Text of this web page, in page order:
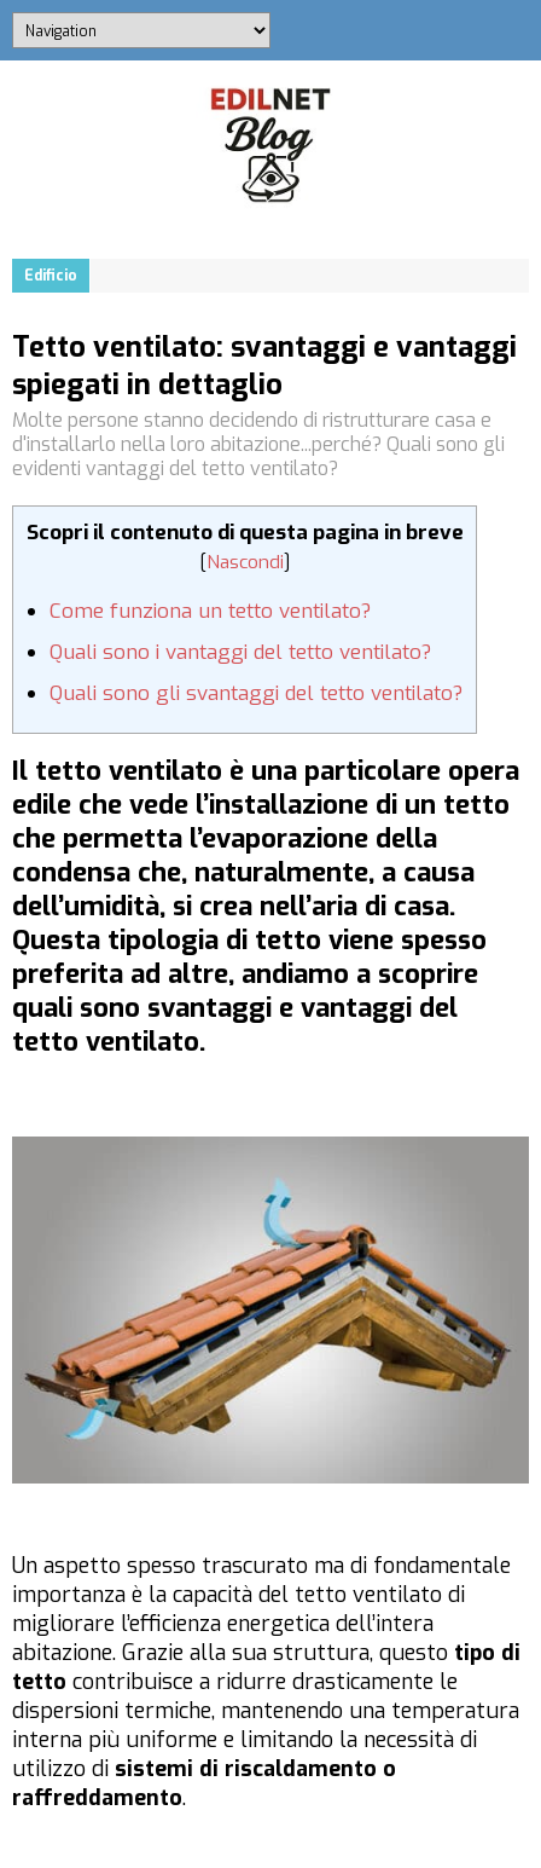
Edificio
Tetto ventilato: svantaggi e vantaggi
spiegati in dettaglio
Molte persone stanno decidendo di ristrutturare casa e
d'installarlo nella loro abitazione...perché? Quali sono gli
evidenti vantaggi del tetto ventilato?
Scopri il contenuto di questa pagina in breve
[Nascondi]
Come funziona un tetto ventilato?
Quali sono i vantaggi del tetto ventilato?
Quali sono gli svantaggi del tetto ventilato?
Il tetto ventilato è una particolare opera
edile che vede l’installazione di un tetto
che permetta l’evaporazione della
condensa che, naturalmente, a causa
dell’umidità, si crea nell’aria di casa.
Questa tipologia di tetto viene spesso
preferita ad altre, andiamo a scoprire
quali sono svantaggi e vantaggi del
tetto ventilato.
Un aspetto spesso trascurato ma di fondamentale
importanza è la capacità del tetto ventilato di
migliorare l’efficienza energetica dell’intera
abitazione. Grazie alla sua struttura, questo tipo di
tetto contribuisce a ridurre drasticamente le
dispersioni termiche, mantenendo una temperatura
interna più uniforme e limitando la necessità di
utilizzo di sistemi di riscaldamento o
raffreddamento.